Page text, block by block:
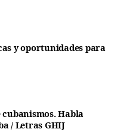
y oportunidades para
Habla
/ Letras GHIJ